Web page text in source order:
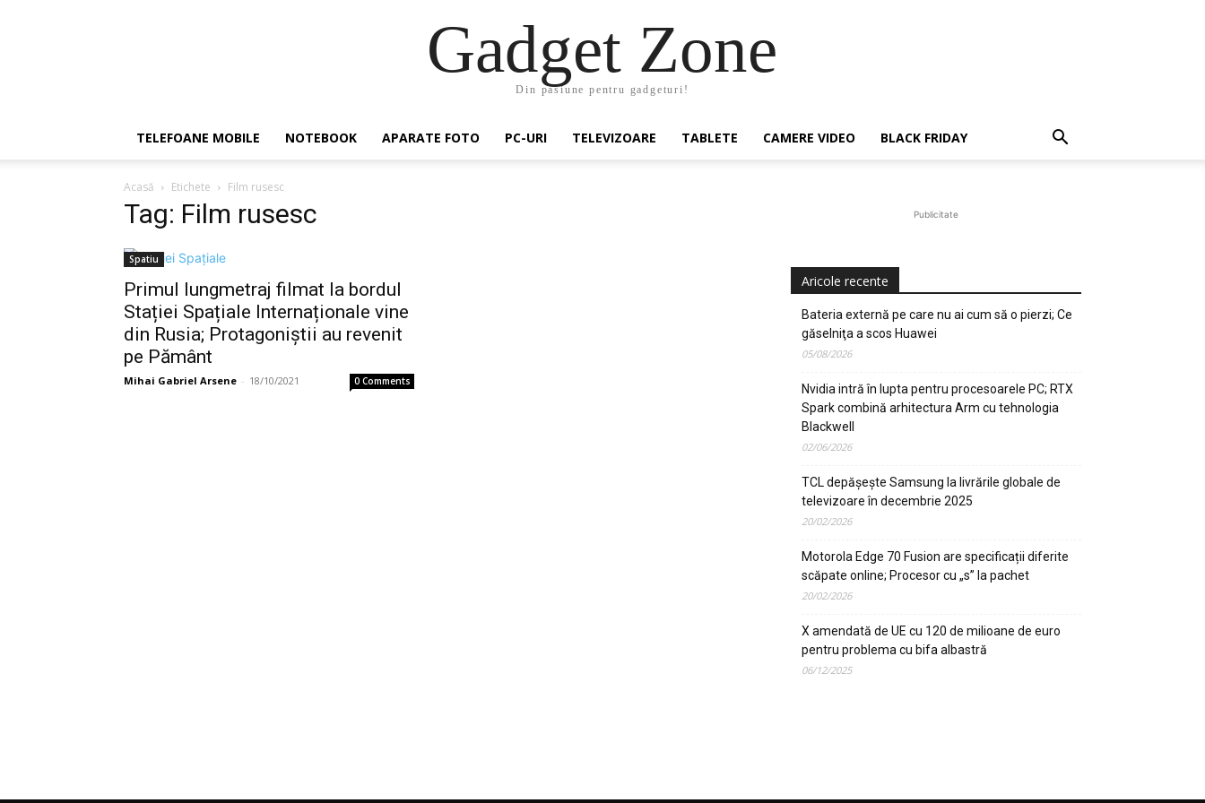
Gadget Zone
Din pasiune pentru gadgeturi!
TELEFOANE MOBILE NOTEBOOK APARATE FOTO PC-URI TELEVIZOARE TABLETE CAMERE VIDEO BLACK FRIDAY
Acasă Etichete Film rusesc
Tag: Film rusesc
Spatiu
Primul lungmetraj filmat la bordul
Stației Spațiale Internaționale vine
din Rusia; Protagoniștii au revenit
pe Pământ
Mihai Gabriel Arsene - 18/10/2021 0 Comments
Publicitate
Aricole recente
Bateria externă pe care nu ai cum să o pierzi; Ce
găselniţa a scos Huawei
05/08/2026
Nvidia intră în lupta pentru procesoarele PC; RTX
Spark combină arhitectura Arm cu tehnologia
Blackwell
02/06/2026
TCL depășește Samsung la livrările globale de
televizoare în decembrie 2025
20/02/2026
Motorola Edge 70 Fusion are specificații diferite
scăpate online; Procesor cu „s” la pachet
20/02/2026
X amendată de UE cu 120 de milioane de euro
pentru problema cu bifa albastră
06/12/2025